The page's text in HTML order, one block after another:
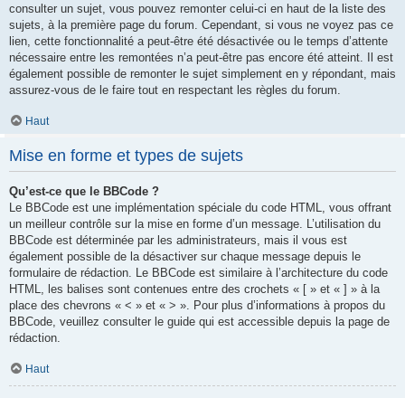
consulter un sujet, vous pouvez remonter celui-ci en haut de la liste des
sujets, à la première page du forum. Cependant, si vous ne voyez pas ce
lien, cette fonctionnalité a peut-être été désactivée ou le temps d’attente
nécessaire entre les remontées n’a peut-être pas encore été atteint. Il est
également possible de remonter le sujet simplement en y répondant, mais
assurez-vous de le faire tout en respectant les règles du forum.
Haut
Mise en forme et types de sujets
Qu’est-ce que le BBCode ?
Le BBCode est une implémentation spéciale du code HTML, vous offrant
un meilleur contrôle sur la mise en forme d’un message. L’utilisation du
BBCode est déterminée par les administrateurs, mais il vous est
également possible de la désactiver sur chaque message depuis le
formulaire de rédaction. Le BBCode est similaire à l’architecture du code
HTML, les balises sont contenues entre des crochets « [ » et « ] » à la
place des chevrons « < » et « > ». Pour plus d’informations à propos du
BBCode, veuillez consulter le guide qui est accessible depuis la page de
rédaction.
Haut